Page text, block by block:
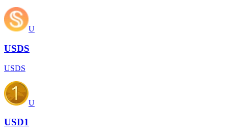
U
USDS
USDS
U
USD1